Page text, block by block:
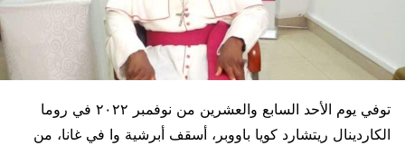
توفي يوم الأحد السابع والعشرين من نوفمبر ٢٠٢٢ في روما
الكاردينال ريتشارد كويا باووبر، أسقف أبرشية وا في غانا، من